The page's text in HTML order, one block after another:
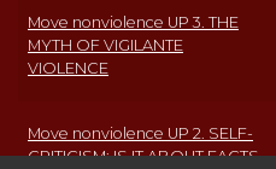
Move nonviolence UP 3. THE
MYTH OF VIGILANTE
VIOLENCE
Move nonviolence UP 2. SELF-
CRITICISM: IS IT ABOUT FACTS